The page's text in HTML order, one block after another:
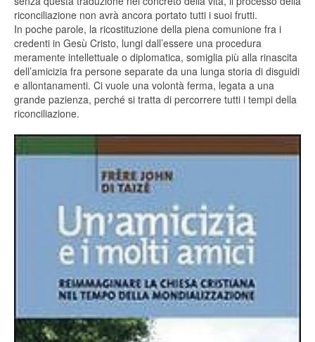
riconciliazione non avrà ancora portato tutti i suoi frutti.
In poche parole, la ricostituzione della piena comunione fra i
credenti in Gesù Cristo, lungi dall’essere una procedura
meramente intellettuale o diplomatica, somiglia più alla rinascita
dell’amicizia fra persone separate da una lunga storia di disguidi
e allontanamenti. Ci vuole una volontà ferma, legata a una
grande pazienza, perché si tratta di percorrere tutti i tempi della
riconciliazione.